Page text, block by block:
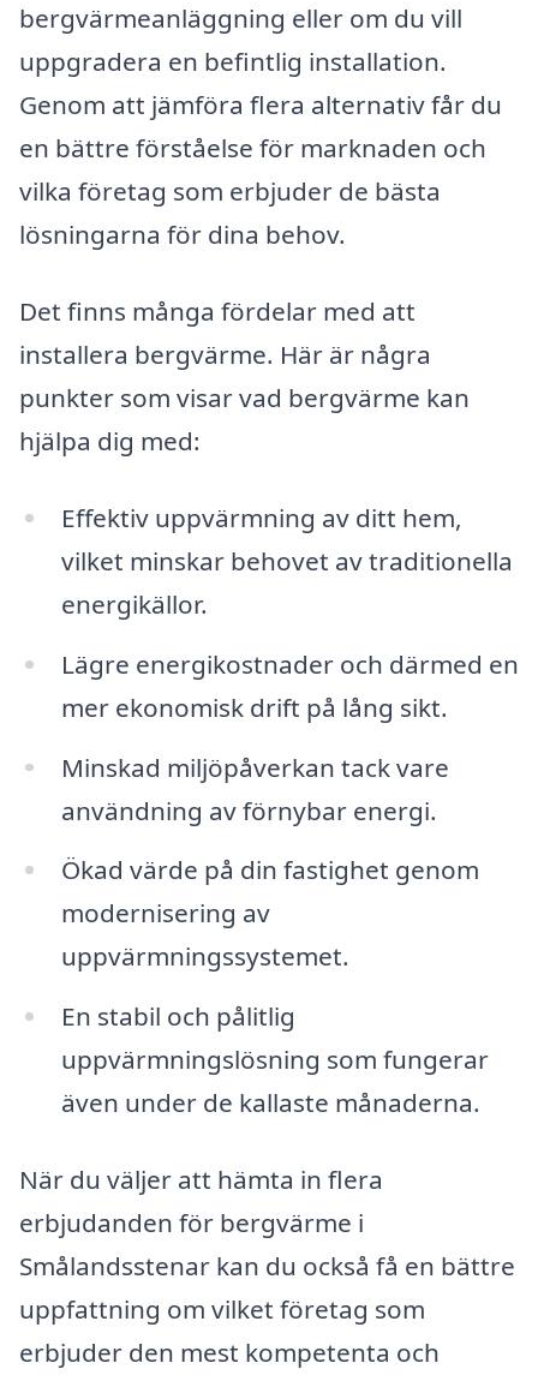
bergvärmeanläggning eller om du vill
uppgradera en befintlig installation.
Genom att jämföra flera alternativ får du
en bättre förståelse för marknaden och
vilka företag som erbjuder de bästa
lösningarna för dina behov.
Det finns många fördelar med att
installera bergvärme. Här är några
punkter som visar vad bergvärme kan
hjälpa dig med:
Effektiv uppvärmning av ditt hem,
vilket minskar behovet av traditionella
energikällor.
Lägre energikostnader och därmed en
mer ekonomisk drift på lång sikt.
Minskad miljöpåverkan tack vare
användning av förnybar energi.
Ökad värde på din fastighet genom
modernisering av
uppvärmningssystemet.
En stabil och pålitlig
uppvärmningslösning som fungerar
även under de kallaste månaderna.
När du väljer att hämta in flera
erbjudanden för bergvärme i
Smålandsstenar kan du också få en bättre
uppfattning om vilket företag som
erbjuder den mest kompetenta och